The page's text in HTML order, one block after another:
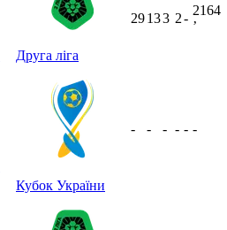
Друга ліга
29133 2-
2164
ʼ
Кубок України
- - - - - -